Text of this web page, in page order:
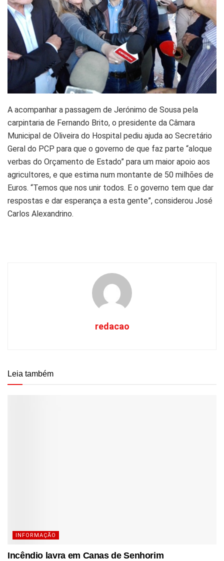
A acompanhar a passagem de Jerónimo de Sousa pela
carpintaria de Fernando Brito, o presidente da Câmara
Municipal de Oliveira do Hospital pediu ajuda ao Secretário
Geral do PCP para que o governo de que faz parte “aloque
verbas do Orçamento de Estado” para um maior apoio aos
agricultores, e que estima num montante de 50 milhões de
Euros. “Temos que nos unir todos. E o governo tem que dar
respostas e dar esperança a esta gente”, considerou José
Carlos Alexandrino.
redacao
Leia também
INFORMAÇÃO
Incêndio lavra em Canas de Senhorim